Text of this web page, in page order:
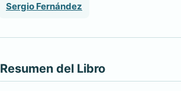
Sergio Fernández
Resumen del Libro